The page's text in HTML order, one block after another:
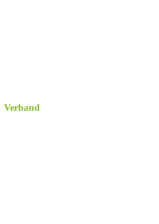
Verband